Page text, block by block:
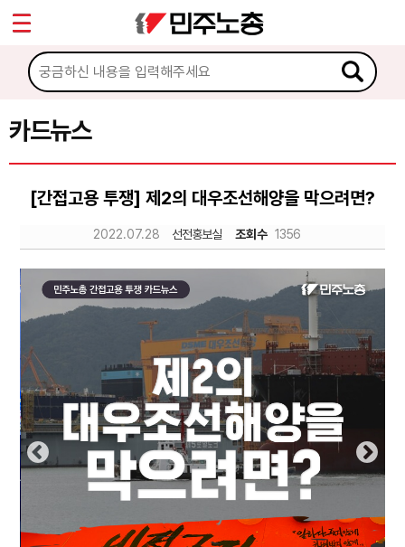
카드뉴스
[간접고용 투쟁] 제2의 대우조선해양을 막으려면?
2022.07.28 선전홍보실 조회수 1356
Nex
마이페이지
소개
소식
문서자료
이미지자료
미디어자료
카드뉴스
부설기관
업무
Sketchbook5, 스케치북5
Sketchbook5, 스케치북5